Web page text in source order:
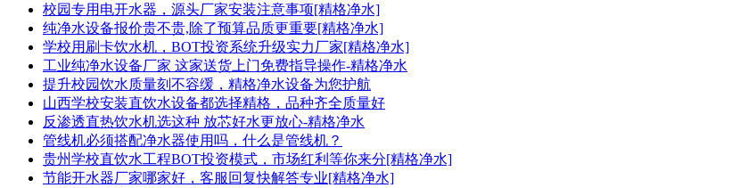
校园专用电开水器，源头厂家安装注意事项[精格净水]
纯净水设备报价贵不贵,除了预算品质更重要[精格净水]
学校用刷卡饮水机，BOT投资系统升级实力厂家[精格净水]
工业纯净水设备厂家 这家送货上门免费指导操作-精格净水
提升校园饮水质量刻不容缓，精格净水设备为您护航
山西学校安装直饮水设备都选择精格，品种齐全质量好
反渗透直热饮水机选这种 放芯好水更放心-精格净水
管线机必须搭配净水器使用吗，什么是管线机？
贵州学校直饮水工程BOT投资模式，市场红利等你来分[精格净水]
节能开水器厂家哪家好，客服回复快解答专业[精格净水]